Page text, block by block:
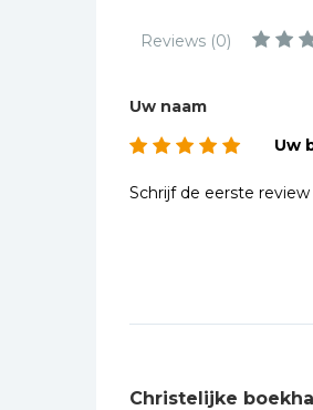
Regio |
Toeristische
Wenskaarten
Reviews (0)
Uw naam
Uw
Schrijf de eerste review
Christelijke